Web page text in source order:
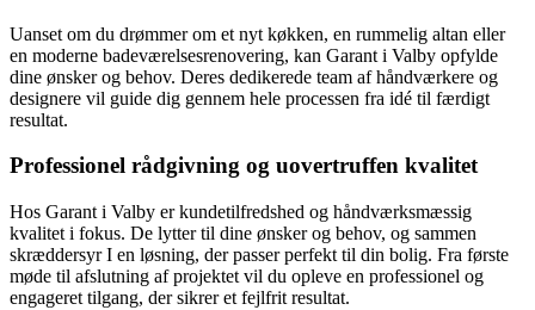
Uanset om du drømmer om et nyt køkken, en rummelig altan eller
en moderne badeværelsesrenovering, kan Garant i Valby opfylde
dine ønsker og behov. Deres dedikerede team af håndværkere og
designere vil guide dig gennem hele processen fra idé til færdigt
resultat.
Professionel rådgivning og uovertruffen kvalitet
Hos Garant i Valby er kundetilfredshed og håndværksmæssig
kvalitet i fokus. De lytter til dine ønsker og behov, og sammen
skræddersyr I en løsning, der passer perfekt til din bolig. Fra første
møde til afslutning af projektet vil du opleve en professionel og
engageret tilgang, der sikrer et fejlfrit resultat.